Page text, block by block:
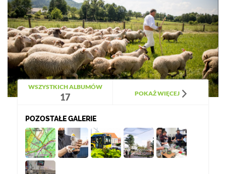
WSZYSTKICH ALBUMÓW
17 POKAŻ WIĘCEJ
POZOSTAŁE GALERIE